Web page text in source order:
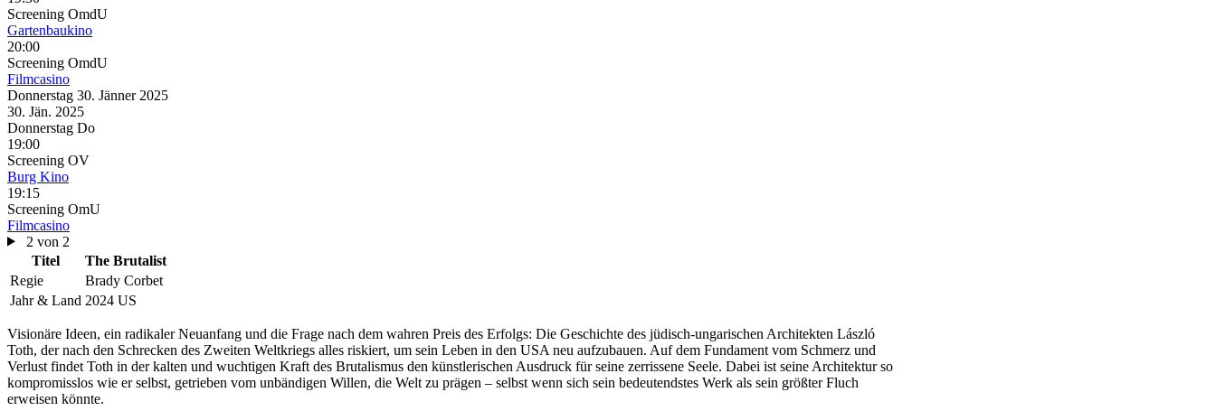
Screening OmdU
Gartenbaukino
20:00
Screening OmdU
Filmcasino
Donnerstag 30. Jänner 2025
30. Jän. 2025
Donnerstag Do
19:00
Screening OV
Burg Kino
19:15
Screening OmU
Filmcasino
2 von 2
Titel
The Brutalist
Regie
Brady Corbet
Jahr & Land 2024 US
Visionäre Ideen, ein radikaler Neuanfang und die Frage nach dem wahren Preis des Erfolgs: Die Geschichte des jüdisch-ungarischen Architekten László
Toth, der nach den Schrecken des Zweiten Weltkriegs alles riskiert, um sein Leben in den USA neu aufzubauen. Auf dem Fundament vom Schmerz und
Verlust findet Toth in der kalten und wuchtigen Kraft des Brutalismus den künstlerischen Ausdruck für seine zerrissene Seele. Dabei ist seine Architektur so
kompromisslos wie er selbst, getrieben vom unbändigen Willen, die Welt zu prägen – selbst wenn sich sein bedeutendstes Werk als sein größter Fluch
erweisen könnte.